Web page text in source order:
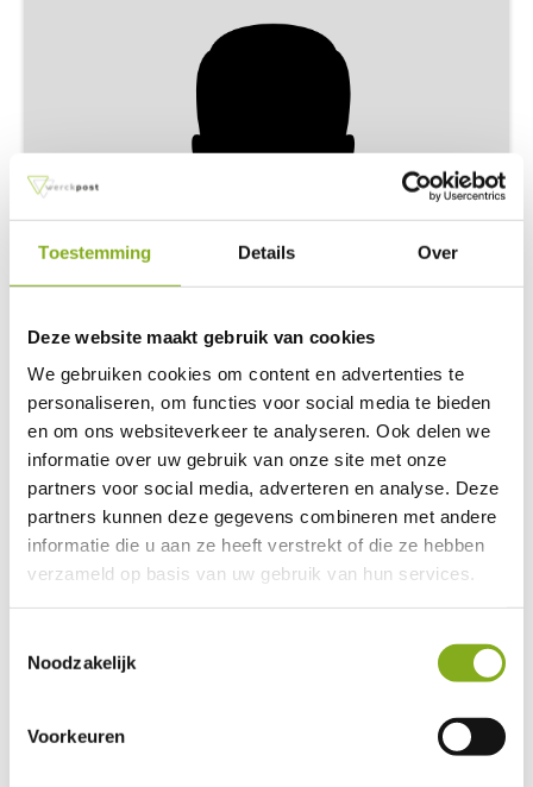
Toestemming Details Over
Deze website maakt gebruik van cookies
We gebruiken cookies om content en advertenties te
personaliseren, om functies voor social media te bieden
en om ons websiteverkeer te analyseren. Ook delen we
informatie over uw gebruik van onze site met onze
partners voor social media, adverteren en analyse. Deze
partners kunnen deze gegevens combineren met andere
informatie die u aan ze heeft verstrekt of die ze hebben
verzameld op basis van uw gebruik van hun services.
Noodzakelijk
Voorkeuren
Margriet Baarssen - Romkes
margriet@werckpost.nl